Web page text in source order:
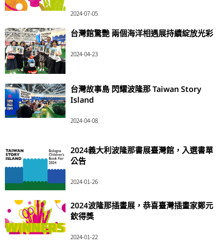
2024-07-05
台灣館驚艷 兩個海洋相遇展持續綻放光彩
2024-04-23
台灣故事島 閃耀波隆那 Taiwan Story
Island
2024-04-08
2024義大利波隆那書展臺灣館，入選書單
公告
2024-01-26
2024波隆那插畫展，恭喜臺灣插畫家鄭元
欽得獎
2024-01-22